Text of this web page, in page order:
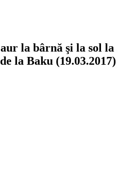
la bârnă şi la sol la
la Baku (19.03.2017)